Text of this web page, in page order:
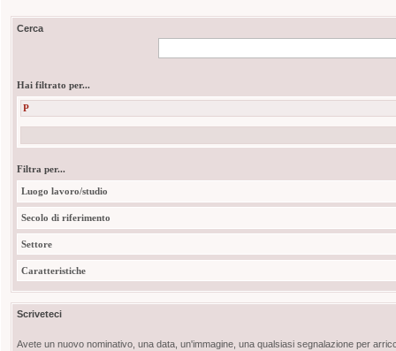
Cerca
Hai filtrato per...
P
Filtra per...
Luogo lavoro/studio
Secolo di riferimento
Settore
Caratteristiche
Scriveteci
Avete un nuovo nominativo, una data, un'immagine, una qualsiasi segnalazione per